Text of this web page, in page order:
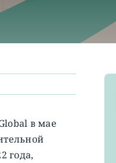
в мае
года,